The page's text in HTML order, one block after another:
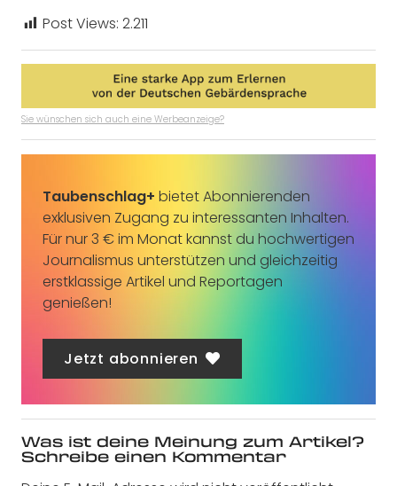
Post Views: 2.211
Sie wünschen sich auch eine Werbeanzeige?
Taubenschlag+ bietet Abonnierenden
exklusiven Zugang zu interessanten Inhalten.
Für nur 3 € im Monat kannst du hochwertigen
Journalismus unterstützen und gleichzeitig
erstklassige Artikel und Reportagen
genießen!
Jetzt abonnieren
Was ist deine Meinung zum Artikel?
Schreibe einen Kommentar